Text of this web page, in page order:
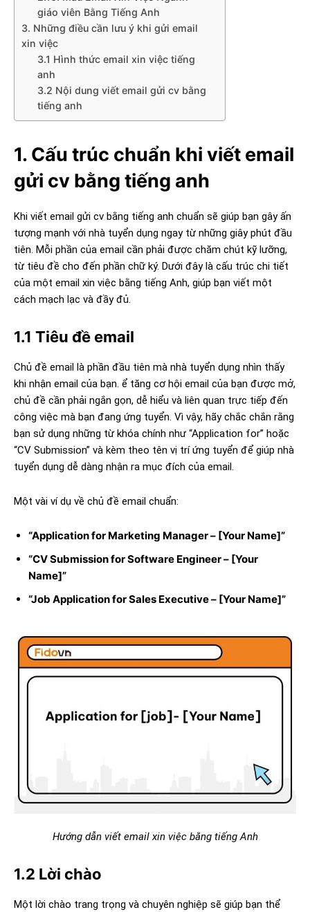
giáo viên Bằng Tiếng Anh
3. Những điều cần lưu ý khi gửi email
xin việc
3.1 Hình thức email xin việc tiếng
anh
3.2 Nội dung viết email gửi cv bằng
tiếng anh
1. Cấu trúc chuẩn khi viết email
gửi cv bằng tiếng anh
Khi viết email gửi cv bằng tiếng anh chuẩn sẽ giúp bạn gây ấn
tượng mạnh với nhà tuyển dụng ngay từ những giây phút đầu
tiên. Mỗi phần của email cần phải được chăm chút kỹ lưỡng,
từ tiêu đề cho đến phần chữ ký. Dưới đây là cấu trúc chi tiết
của một email xin việc bằng tiếng Anh, giúp bạn viết một
cách mạch lạc và đầy đủ.
1.1 Tiêu đề email
Chủ đề email là phần đầu tiên mà nhà tuyển dụng nhìn thấy
khi nhận email của bạn. ể tăng cơ hội email của bạn được mở,
chủ đề cần phải ngắn gọn, dễ hiểu và liên quan trực tiếp đến
công việc mà bạn đang ứng tuyển. Vì vậy, hãy chắc chắn rằng
bạn sử dụng những từ khóa chính như “Application for” hoặc
“CV Submission” và kèm theo tên vị trí ứng tuyển để giúp nhà
tuyển dụng dễ dàng nhận ra mục đích của email.
Một vài ví dụ về chủ đề email chuẩn:
“Application for Marketing Manager – [Your Name]”
“CV Submission for Software Engineer – [Your
Name]”
“Job Application for Sales Executive – [Your Name]”
Hướng dẫn viết email xin việc bằng tiếng Anh
1.2 Lời chào
Một lời chào trang trọng và chuyên nghiệp sẽ giúp bạn thể